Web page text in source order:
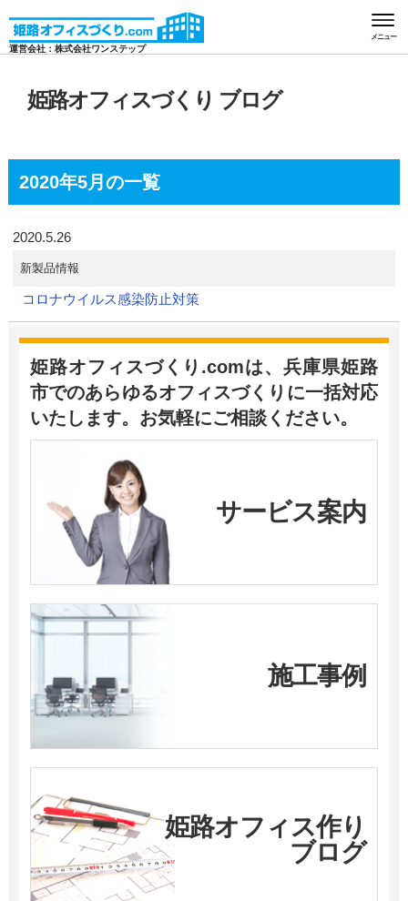
運営会社：株式会社ワンステップ
メニュー
HOME
2020年05月の一覧
姫路オフィスづくり ブログ
2020年5月の一覧
2020.5.26
新製品情報
コロナウイルス感染防止対策
姫路オフィスづくり.comは、兵庫県姫路
市でのあらゆるオフィスづくりに一括対応
いたします。お気軽にご相談ください。
サービス案内
施工事例
姫路オフィス作り
ブログ